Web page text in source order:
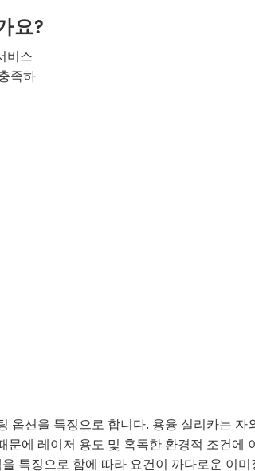
요?
비스
족하
션을 특징으로 합니다. 용융 실리카는 자
에 레이저 용도 및 혹독한 환경적 조건에
특징으로 함에 따라 요건이 까다로운 이미